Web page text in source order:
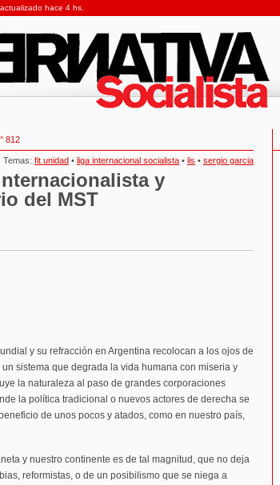
hace 4 hs.
812
Temas: fit unidad • liga internacional socialista • lis • sergio garcia
y
del MST
y su refracción en Argentina recolocan a los ojos de
sistema que degrada la vida humana con miseria y
la naturaleza al paso de grandes corporaciones
la política tradicional o nuevos actores de derecha se
de unos pocos y atados, como en nuestro país,
y nuestro continente es de tal magnitud, que no deja
reformistas, o de un posibilismo que se niega a